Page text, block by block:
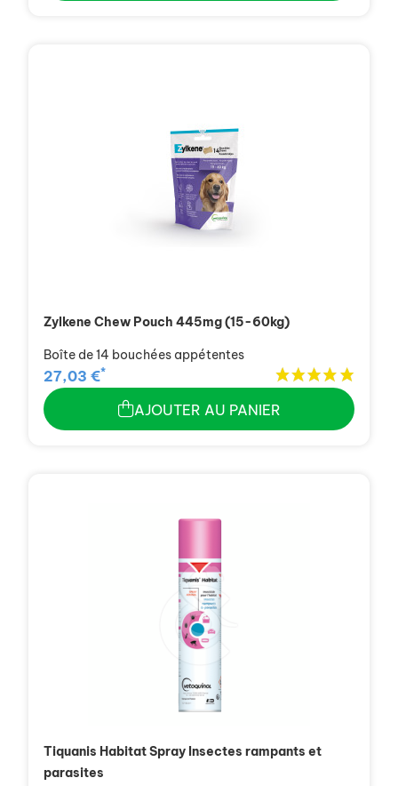
Zylkene Chew Pouch 445mg (15-60kg)
Boîte de 14 bouchées appétentes
27,03 €*
AJOUTER AU PANIER
Tiquanis Habitat Spray Insectes rampants et
parasites